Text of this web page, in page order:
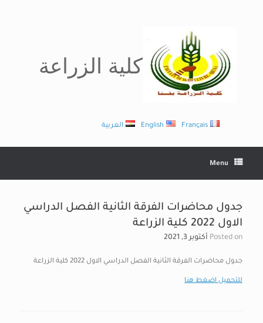
كلية الزراعة
العربية English Français
Menu
جدول محاضرات الفرقة الثانية الفصل الدراسي
الاول 2022 كلية الزراعة
Posted on أكتوبر 3, 2021
جدول محاضرات الفرقة الثانية الفصل الدراسي الاول 2022 كلية الزراعة
للتحميل اضغط هنا